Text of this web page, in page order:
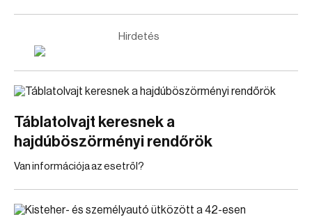
Hirdetés
Táblatolvajt keresnek a
hajdúböszörményi rendőrök
Van információja az esetről?